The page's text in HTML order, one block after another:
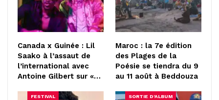
Canada x Guinée : Lil
Saako à l’assaut de
l’international avec
Antoine Gilbert sur «…
Maroc : la 7e édition
des Plages de la
Poésie se tiendra du 9
au 11 août à Beddouza
FESTIVAL SORTIE D'ALBUM